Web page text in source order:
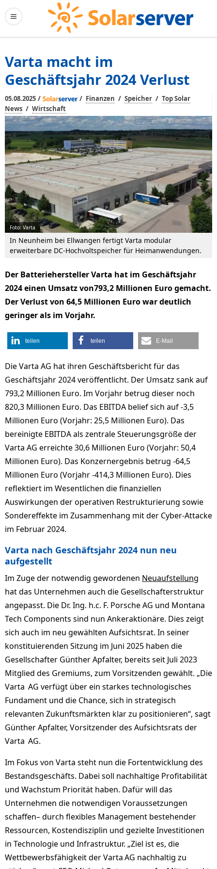
Varta macht im
Geschäftsjahr 2024 Verlust
05.08.2025 / / Finanzen / Speicher / Top Solar
News / Wirtschaft
Foto: Varta
In Neunheim bei Ellwangen fertigt Varta modular
erweiterbare DC-Hochvoltspeicher für Heimanwendungen.
Der Batteriehersteller Varta hat im Geschäftsjahr
2024 einen Umsatz von793,2 Millionen Euro gemacht.
Der Verlust von 64,5 Millionen Euro war deutlich
geringer als im Vorjahr.
teilen teilen E-Mail
Die Varta AG hat ihren Geschäftsbericht für das
Geschäftsjahr 2024 veröffentlicht. Der Umsatz sank auf
793,2 Millionen Euro. Im Vorjahr betrug dieser noch
820,3 Millionen Euro. Das EBITDA belief sich auf -3,5
Millionen Euro (Vorjahr: 25,5 Millionen Euro). Das
bereinigte EBITDA als zentrale Steuerungsgröße der
Varta AG erreichte 30,6 Millionen Euro (Vorjahr: 50,4
Millionen Euro). Das Konzernergebnis betrug -64,5
Millionen Euro (Vorjahr -414,3 Millionen Euro). Dies
reflektiert im Wesentlichen die finanziellen
Auswirkungen der operativen Restrukturierung sowie
Sondereffekte im Zusammenhang mit der Cyber-Attacke
im Februar 2024.
Varta nach Geschäftsjahr 2024 nun neu
aufgestellt
Im Zuge der notwendig gewordenen Neuaufstellung
hat das Unternehmen auch die Gesellschafterstruktur
angepasst. Die Dr. Ing. h.c. F. Porsche AG und Montana
Tech Components sind nun Ankeraktionäre. Dies zeigt
sich auch im neu gewählten Aufsichtsrat. In seiner
konstituierenden Sitzung im Juni 2025 haben die
Gesellschafter Günther Apfalter, bereits seit Juli 2023
Mitglied des Gremiums, zum Vorsitzenden gewählt. „Die
Varta AG verfügt über ein starkes technologisches
Fundament und die Chance, sich in strategisch
relevanten Zukunftsmärkten klar zu positionieren“, sagt
Günther Apfalter, Vorsitzender des Aufsichtsrats der
Varta AG.
Im Fokus von Varta steht nun die Fortentwicklung des
Bestandsgeschäfts. Dabei soll nachhaltige Profitabilität
und Wachstum Priorität haben. Dafür will das
Unternehmen die notwendigen Voraussetzungen
schaffen– durch flexibles Management bestehender
Ressourcen, Kostendisziplin und gezielte Investitionen
in Technologie und Infrastruktur. „Ziel ist es, die
Wettbewerbsfähigkeit der Varta AG nachhaltig zu